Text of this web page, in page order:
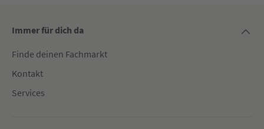
Immer für dich da
Finde deinen Fachmarkt
Kontakt
Services